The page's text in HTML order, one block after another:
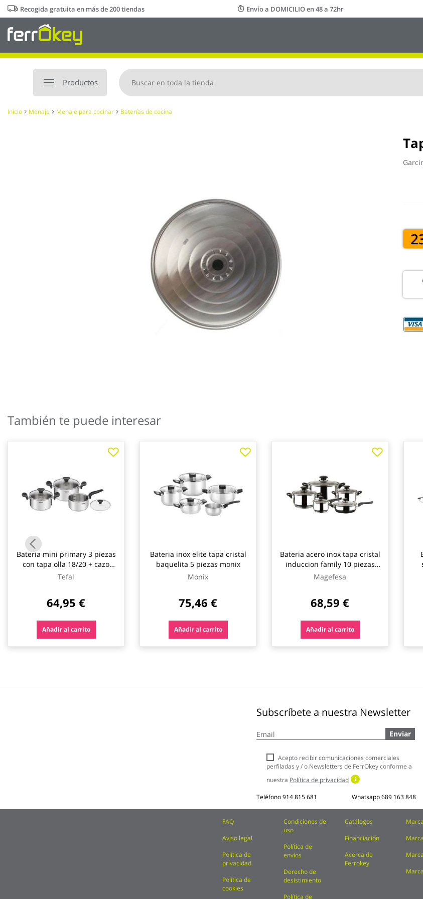
Ir
al
contenido
Recogida gratuita en más de 200 tiendas Envío a DOMICILIO en 48 a 72hr
Productos
Inicio Menaje Menaje para cocinar Baterías de cocina
al
comienzo
También te puede interesar
Bateria mini primary 3 piezas
con tapa olla 18/20 + cazo
16cm tefal
Tefal
64,95 €
Añadir al carrito
Bateria inox elite tapa cristal
baquelita 5 piezas monix
Monix
75,46 €
Añadir al carrito
Bateria acero inox tapa cristal
induccion family 10 piezas
magefesa
Magefesa
68,59 €
Añadir al carrito
Subscríbete a nuestra Newsletter
a
boletín
noticias:
Enviar
Acepto recibir comunicaciones comerciales
perfiladas y / o Newsletters de FerrOkey conforme a
nuestra Política de privacidad
Teléfono914 815 681 Whatsapp689 163 848
FAQ
Aviso legal
Política de
privacidad
Política de
cookies
Condiciones de
uso
Política de
envíos
Derecho de
desistimiento
Política de
Catálogos
Financiación
Acerca de
Ferrokey